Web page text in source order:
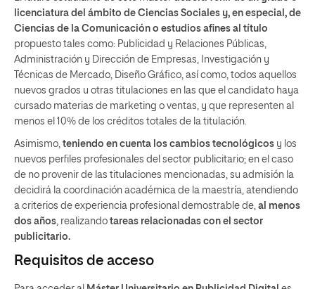
licenciatura del ámbito de Ciencias Sociales y, en especial, de
Ciencias de la Comunicación o estudios afines al título
propuesto tales como: Publicidad y Relaciones Públicas,
Administración y Dirección de Empresas, Investigación y
Técnicas de Mercado, Diseño Gráfico, así como, todos aquellos
nuevos grados u otras titulaciones en las que el candidato haya
cursado materias de marketing o ventas, y que representen al
menos el 10% de los créditos totales de la titulación.
Asimismo, teniendo en cuenta los cambios tecnológicos y los
nuevos perfiles profesionales del sector publicitario; en el caso
de no provenir de las titulaciones mencionadas, su admisión la
decidirá la coordinación académica de la maestría, atendiendo
a criterios de experiencia profesional demostrable de, al menos
dos años, realizando tareas relacionadas con el sector
publicitario.
Requisitos de acceso